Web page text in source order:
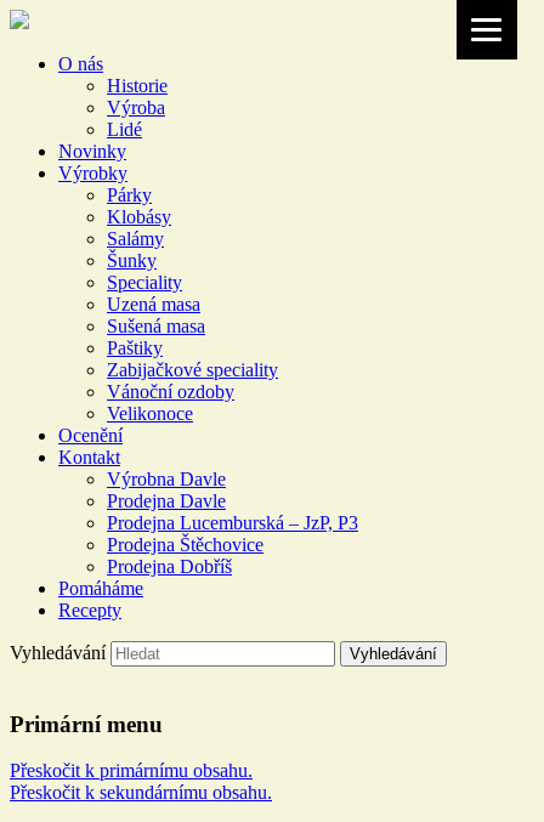
O nás
Historie
Výroba
Lidé
Novinky
Výrobky
Párky
Klobásy
Salámy
Šunky
Speciality
Uzená masa
Sušená masa
Paštiky
Zabijačkové speciality
Vánoční ozdoby
Velikonoce
Ocenění
Kontakt
Výrobna Davle
Prodejna Davle
Prodejna Lucemburská – JzP, P3
Prodejna Štěchovice
Prodejna Dobříš
Pomáháme
Recepty
DOLEJŠÍCH
Více než 100 let rodinné tradice
Vyhledávání
Primární menu
Přeskočit k primárnímu obsahu.
Přeskočit k sekundárnímu obsahu.